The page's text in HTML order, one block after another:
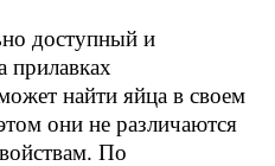
доступный и
прилавках
найти яйца в своем
они не различаются
По